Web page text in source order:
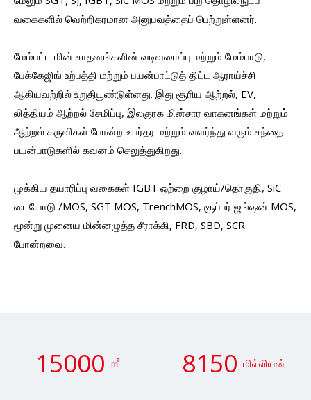
வகைகளில் வெற்றிகரமான அனுபவத்தைப் பெற்றுள்ளனர்.
மேம்பட்ட மின் சாதனங்களின் வடிவமைப்பு மற்றும் மேம்பாடு,
பேக்கேஜிங் உற்பத்தி மற்றும் பயன்பாட்டுத் திட்ட ஆராய்ச்சி
ஆகியவற்றில் உறுதிபூண்டுள்ளது. இது சூரிய ஆற்றல், EV,
லித்தியம் ஆற்றல் சேமிப்பு, இலகுரக மின்சார வாகனங்கள் மற்றும்
ஆற்றல் கருவிகள் போன்ற உயர்தர மற்றும் வளர்ந்து வரும் சந்தை
பயன்பாடுகளில் கவனம் செலுத்துகிறது.
முக்கிய தயாரிப்பு வகைகள் IGBT ஒற்றை குழாய்/தொகுதி, SiC
டையோடு /MOS, SGT MOS, TrenchMOS, சூப்பர் ஜங்ஷன் MOS,
மூன்று முனைய மின்னழுத்த சீராக்கி, FRD, SBD, SCR
போன்றவை.
15000 ㎡ 8150 மில்லியன்